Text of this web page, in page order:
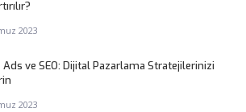
2023
ve SEO: Dijital Pazarlama Stratejilerinizi
2023